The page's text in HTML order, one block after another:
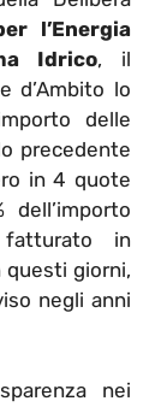
l’Energia
Idrico, il
d’Ambito lo
delle
precedente
in 4 quote
fatturato in
questi giorni,
negli anni
nei